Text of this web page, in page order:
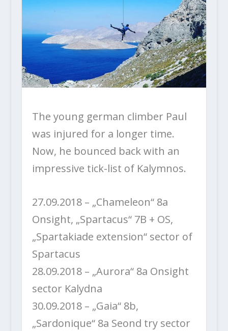
The young german climber Paul
was injured for a longer time.
Now, he bounced back with an
impressive tick-list of Kalymnos.
27.09.2018 – „Chameleon“ 8a
Onsight, „Spartacus“ 7B + OS,
„Spartakiade extension“ sector of
Spartacus
28.09.2018 – „Aurora“ 8a Onsight
sector Kalydna
30.09.2018 – „Gaia“ 8b,
„Sardonique“ 8a Seond try sector